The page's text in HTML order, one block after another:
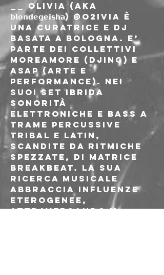
__ Olivia (aka
𝗯𝗹𝗼𝗻𝗱𝗲𝗴𝗲𝗶𝘀𝗵𝗮) @o2ivia è
una curatrice e dj
basata a Bologna. E’
parte dei collettivi
MoreAmore (djing) e
ASAP (arte e
performance). Nei
suoi set ibrida
sonorità
elettroniche e bass a
trame percussive
tribal e latin,
scandite da ritmiche
spezzate, di matrice
breakbeat. La sua
ricerca musicale
abbraccia influenze
eterogenee,
attraversando il